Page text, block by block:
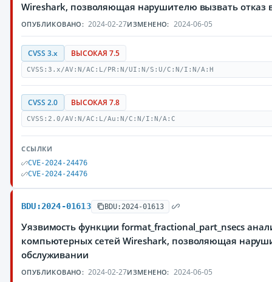
Wireshark, позволяющая нарушителю вызвать отказ
ОПУБЛИКОВАНО: 2024-02-27ИЗМЕНЕНО: 2024-06-05
CVSS 3.x ВЫСОКАЯ 7.5
CVSS:3.x/AV:N/AC:L/PR:N/UI:N/S:U/C:N/I:N/A:H
CVSS 2.0 ВЫСОКАЯ 7.8
CVSS:2.0/AV:N/AC:L/Au:N/C:N/I:N/A:C
ССЫЛКИ
CVE-2024-24476
CVE-2024-24476
BDU:2024-01613 BDU:2024-01613
Уязвимость функции format_fractional_part_nsecs
компьютерных сетей Wireshark, позволяющая
обслуживании
ОПУБЛИКОВАНО: 2024-02-27ИЗМЕНЕНО: 2024-06-05